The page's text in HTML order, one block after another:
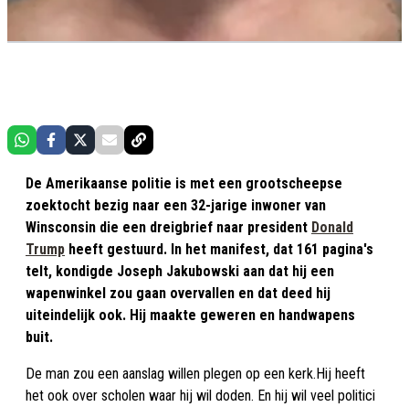
De Amerikaanse politie is met een grootscheepse
zoektocht bezig naar een 32-jarige inwoner van
Winsconsin die een dreigbrief naar president Donald
Trump heeft gestuurd. In het manifest, dat 161 pagina's
telt, kondigde Joseph Jakubowski aan dat hij een
wapenwinkel zou gaan overvallen en dat deed hij
uiteindelijk ook. Hij maakte geweren en handwapens
buit.
De man zou een aanslag willen plegen op een kerk.Hij heeft
het ook over scholen waar hij wil doden. En hij wil veel politici